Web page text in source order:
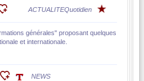
ACTUALITEQuotidien
générales" proposant quelques
et internationale.
NEWS